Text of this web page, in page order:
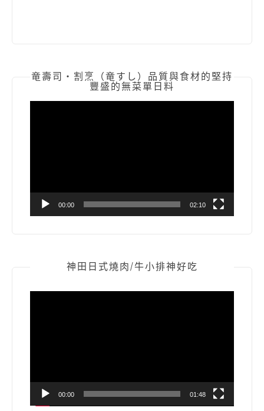
竜壽司‧割烹（竜すし）品質與食材的堅持
豐盛的無菜單日料
00:00 02:10
神田日式燒肉/牛小排神好吃
00:00 01:48